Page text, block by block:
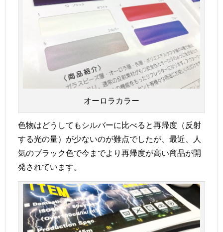
オーロラカラー
色物はどうしてもシルバーに比べると再帰度（反射
する光の量）が少ないのが難点でしたが、最近、人
気のブラック色で今までより再帰度が高い商品が開
発されています。